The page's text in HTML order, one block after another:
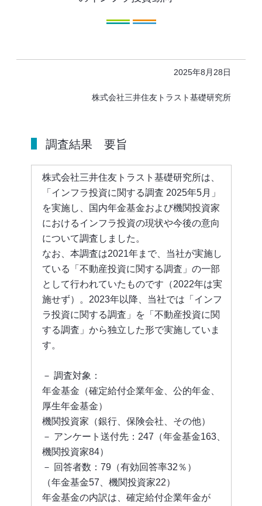
2025年8月28日
株式会社三井住友トラスト基礎研究所
調査結果 要旨
株式会社三井住友トラスト基礎研究所は、
「インフラ投資に関する調査 2025年5月」
を実施し、国内年金基金および機関投資家
におけるインフラ投資の現状や今後の意向
について調査しました。
なお、本調査は2021年まで、当社が実施し
ている「不動産投資に関する調査」の一部
として行われていたものです（2022年は実
施せず）。2023年以降、当社では「インフ
ラ投資に関する調査」を「不動産投資に関
する調査」から独立した形で実施していま
す。
－ 調査対象：
年金基金（確定給付企業年金、公的年金、
厚生年金基金）
機関投資家（銀行、保険会社、その他）
－ アンケート送付先：247（年金基金163、
機関投資家84）
－ 回答者数：79（有効回答率32％）
（年金基金57、機関投資家22）
年金基金の内訳は、確定給付企業年金が